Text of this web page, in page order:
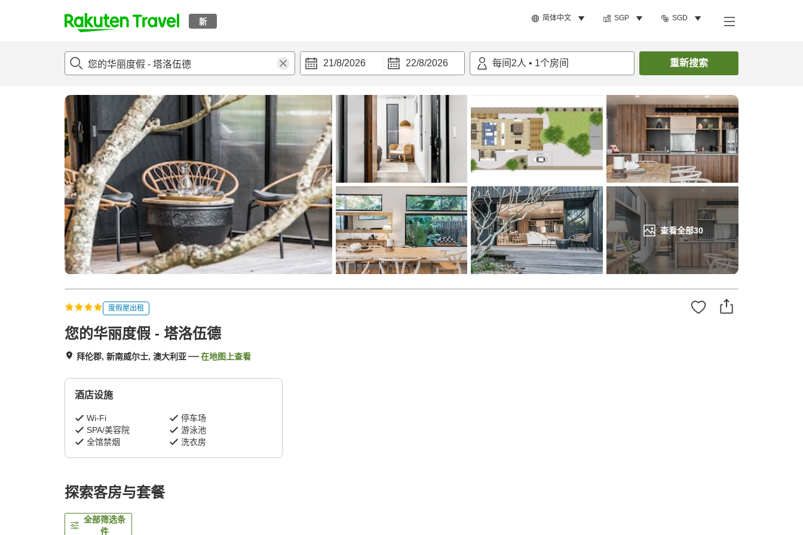
新 简体中文 SGP SGD
t
p
a
g
e
_
s
e
a
r
c
h
21/8/2026 22/8/2026 每间 2人 • 1个房间 重新搜索
查看全部30
概况 客房及住宿套餐评论设施 搜索客房
度假屋出租
您的华丽度假 - 塔洛伍德
拜伦郡, 新南威尔士, 澳大利亚 在地图上查看
酒店设施
Wi-Fi
停车场
SPA/美容院
游泳池
全馆禁烟
洗衣房
探索客房与套餐
全部筛选条
件